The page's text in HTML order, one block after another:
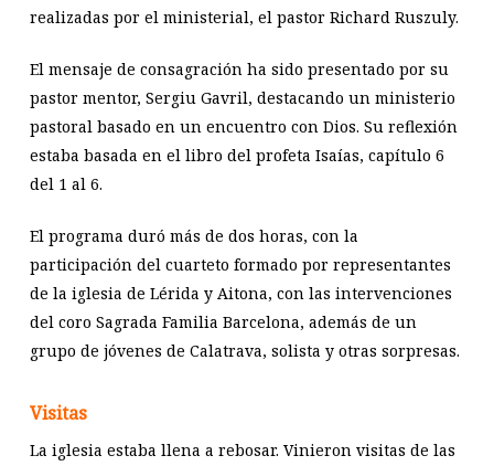
realizadas por el ministerial, el pastor Richard Ruszuly.
El mensaje de consagración ha sido presentado por su
pastor mentor, Sergiu Gavril, destacando un ministerio
pastoral basado en un encuentro con Dios. Su reflexión
estaba basada en el libro del profeta Isaías, capítulo 6
del 1 al 6.
El programa duró más de dos horas, con la
participación del cuarteto formado por representantes
de la iglesia de Lérida y Aitona, con las intervenciones
del coro Sagrada Familia Barcelona, además de un
grupo de jóvenes de Calatrava, solista y otras sorpresas.
Visitas
La iglesia estaba llena a rebosar. Vinieron visitas de las